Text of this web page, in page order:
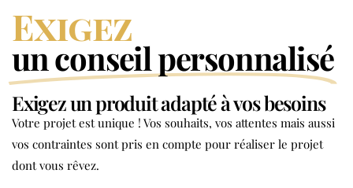
Exigez
un conseil personnalisé
Exigez un produit adapté à vos besoins
Votre projet est unique ! Vos souhaits, vos attentes mais aussi
vos contraintes sont pris en compte pour réaliser le projet
dont vous rêvez.